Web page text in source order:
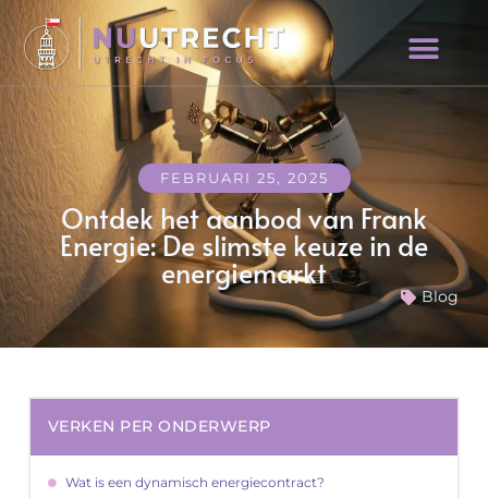
FEBRUARI 25, 2025
Ontdek het aanbod van Frank
Energie: De slimste keuze in de
energiemarkt
Blog
VERKEN PER ONDERWERP
Wat is een dynamisch energiecontract?